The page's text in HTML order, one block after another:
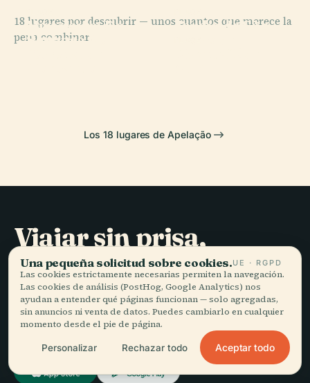
18 lugares por descubrir — unos cuantos que merece la
pena combinar.
Miradouro Da
Senhora Do
Jardín de São
PLACE
Parque
Los 18 lugares de Apelação
Viajar sin prisa,
bien contado.
MANTENTE AL DÍA
Unirme
Una pequeña solicitud sobre cookies.UE · RGPD
Las cookies estrictamente necesarias permiten la navegación.
Las cookies de análisis (PostHog, Google Analytics) nos
ayudan a entender qué páginas funcionan — solo agregadas,
sin anuncios ni venta de datos. Puedes cambiarlo en cualquier
momento desde el pie de página.
Personalizar Rechazar todo Aceptar todo